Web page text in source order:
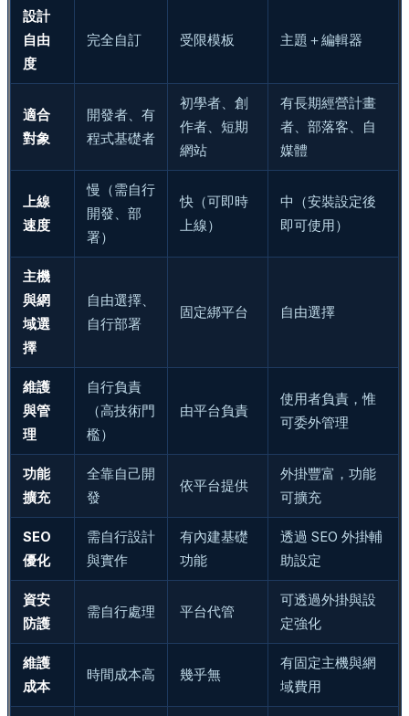
設計
自由
度
完全自訂 受限模板 主題＋編輯器
適合
對象
開發者、有
程式基礎者
初學者、創
作者、短期
網站
有長期經營計畫
者、部落客、自
媒體
上線
速度
慢（需自行
開發、部
署）
快（可即時
上線）
中（安裝設定後
即可使用）
主機
與網
域選
擇
自由選擇、
自行部署
固定綁平台 自由選擇
維護
與管
理
自行負責
（高技術門
檻）
由平台負責
使用者負責，惟
可委外管理
功能
擴充
全靠自己開
發
依平台提供
外掛豐富，功能
可擴充
SEO
優化
需自行設計
與實作
有內建基礎
功能
透過 SEO 外掛輔
助設定
資安
防護
需自行處理 平台代管
可透過外掛與設
定強化
維護
成本
時間成本高 幾乎無
有固定主機與網
域費用